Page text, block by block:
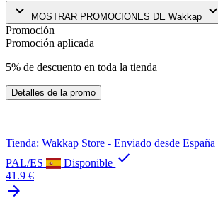
keyboard_arrow_down
MOSTRAR PROMOCIONES DE Wakkap keyboard_arrow_down
Promoción
Promoción aplicada
5% de descuento en toda la tienda
Detalles de la promo
Tienda: Wakkap Store - Enviado desde España
PAL/ES
Disponible check
41.9 €
arrow_forward